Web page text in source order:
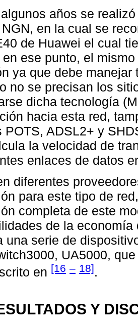
años se
en la cual se
de Huawei el cual
en ese punto, el
ya que debe
no se precisan los
dicha tecnología
hacia esta red,
POTS, ADSL2+ y
la velocidad de
enlaces de datos
diferentes
para este tipo de
completa de este
de la
una serie de
UA5000,
en [16 – 18].
Y